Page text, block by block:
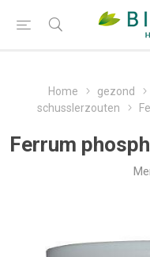
Home gezond
schusslerzouten
Ferrum